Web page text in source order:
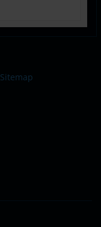
Sitemap